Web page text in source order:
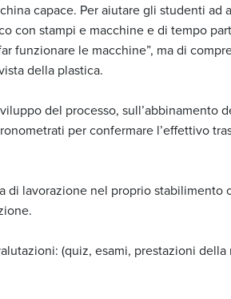
capace. Per aiutare gli studenti
con stampi e macchine e di tempo
funzionare le macchine”, ma di
della plastica.
del processo, sull’abbinamento
per confermare l’effettivo
lavorazione nel proprio stabilimento
(quiz, esami, prestazioni